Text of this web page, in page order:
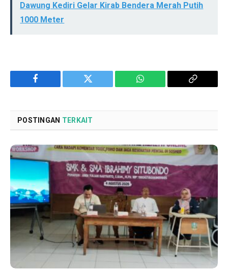
Dawung Kediri Gelar Kirab Bendera Merah Putih
1000 Meter
Facebook Twitter WhatsApp
Copy
POSTINGAN TERKAIT